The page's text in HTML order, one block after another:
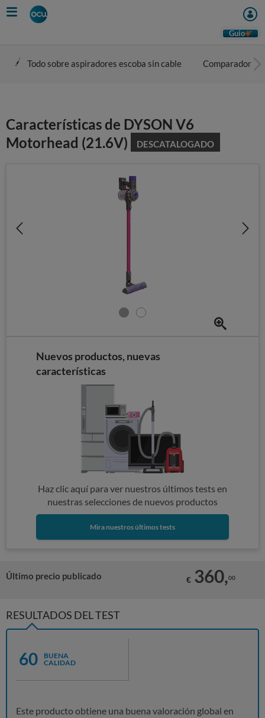
Skip
to
Guio
Todo sobre aspiradores escoba sin cable Comparador
Características de DYSON V6
Motorhead (21.6V)
DESCATALOGADO
Nuevos productos, nuevas
características
Haz clic aquí para ver nuestros últimos tests en
nuestras selecciones de nuevos productos
Mira nuestros últimos tests
Último precio publicado € 360,00
RESULTADOS DEL TEST
60
BUENA
CALIDAD
Este producto obtiene una buena valoración global en